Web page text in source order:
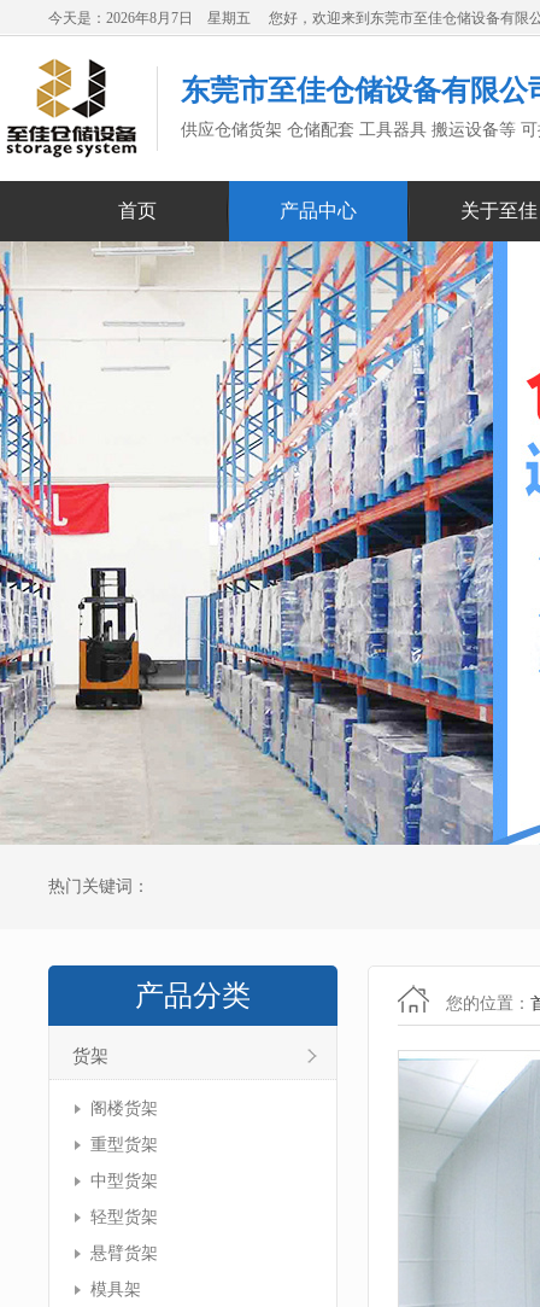
今天是：2026年8月7日 星期五 您好，欢迎来到东莞市至佳仓储设备有限
东莞市至佳仓储设备有限公
供应仓储货架 仓储配套 工具器具 搬运设备等
首页 产品中心 关于至佳
热门关键词：
产品分类
货架
阁楼货架
重型货架
中型货架
轻型货架
悬臂货架
模具架
您的位置：